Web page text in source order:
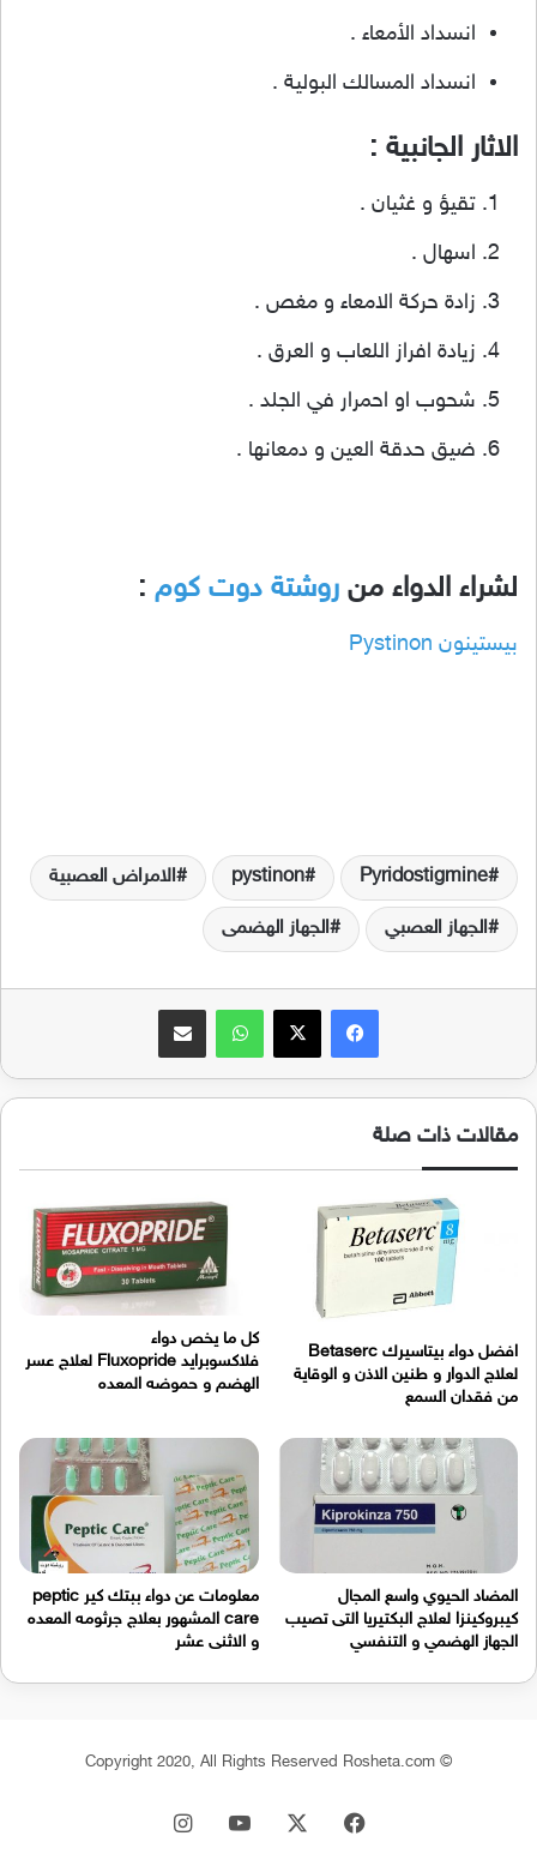
انسداد الأمعاء .
انسداد المسالك البولية .
الاثار الجانبية :
تقيؤ و غثيان .
اسهال .
زادة حركة الامعاء و مغص .
زيادة افراز اللعاب و العرق .
شحوب او احمرار في الجلد .
ضيق حدقة العين و دمعانها .
لشراء الدواء من روشتة دوت كوم :
بيستينون Pystinon
Pyridostigmine
pystinon الامراض العصبية
الجهاز العصبي الجهاز الهضمى
فيسبوك واتساب
مقالات ذات صلة
افضل دواء بيتاسيرك Betaserc
لعلاج الدوار و طنين الاذن و الوقاية
من فقدان السمع
كل ما يخص دواء
فلاكسوبرايد Fluxopride لعلاج عسر
الهضم و حموضه المعده
المضاد الحيوي واسع المجال
كيبروكينزا لعلاج البكتيريا التى تصيب
الجهاز الهضمي و التنفسي
معلومات عن دواء ببتك كير peptic
care المشهور بعلاج جرثومه المعده
و الاثنى عشر
© Copyright 2020, All Rights Reserved Rosheta.com
فيسبوك ‫YouTube